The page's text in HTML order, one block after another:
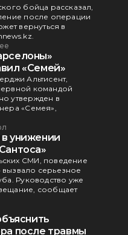
бойца рассказал,
после операции
вернуться в
«Семей»
Альтисент,
командой
утвержден в
«Семея»,
унижении
СМИ, поведение
серьезное
Руководство уже
сообщает
после травмы